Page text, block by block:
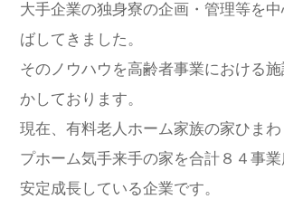
大手企業の独身寮の企画・管理等を
ばしてきました。
そのノウハウを高齢者事業における
かしております。
現在、有料老人ホーム家族の家ひま
プホーム気手来手の家を合計８４事業
安定成長している企業です。